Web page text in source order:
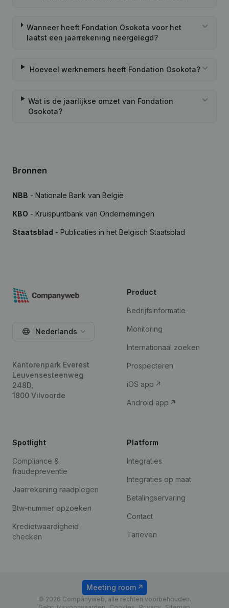
Wanneer heeft Fondation Osokota voor het
laatst een jaarrekening neergelegd?
Hoeveel werknemers heeft Fondation Osokota?
Wat is de jaarlijkse omzet van Fondation
Osokota?
Bronnen
NBB - Nationale Bank van België
KBO - Kruispuntbank van Ondernemingen
Staatsblad - Publicaties in het Belgisch Staatsblad
Nederlands
Kantorenpark Everest
Leuvensesteenweg
248D,
1800 Vilvoorde
Product
Bedrijfsinformatie
Monitoring
Internationaal zoeken
Prospecteren
iOS app
Android app
Spotlight
Compliance &
fraudepreventie
Jaarrekening raadplegen
Btw-nummer opzoeken
Kredietwaardigheid
checken
Platform
Integraties
Integraties op maat
Betalingservaring
Contact
Tarieven
© 2026 Companyweb, alle rechten voorbehouden.
Meeting room